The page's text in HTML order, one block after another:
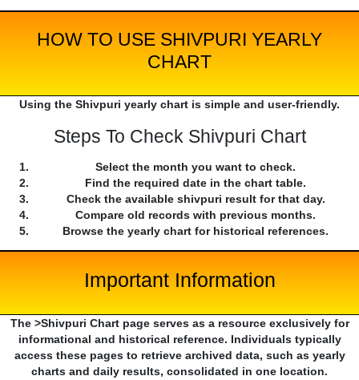
HOW TO USE SHIVPURI YEARLY
CHART
Using the Shivpuri yearly chart is simple and user-friendly.
Steps To Check Shivpuri Chart
Select the month you want to check.
Find the required date in the chart table.
Check the available shivpuri result for that day.
Compare old records with previous months.
Browse the yearly chart for historical references.
Important Information
The >Shivpuri Chart page serves as a resource exclusively for
informational and historical reference. Individuals typically
access these pages to retrieve archived data, such as yearly
charts and daily results, consolidated in one location.